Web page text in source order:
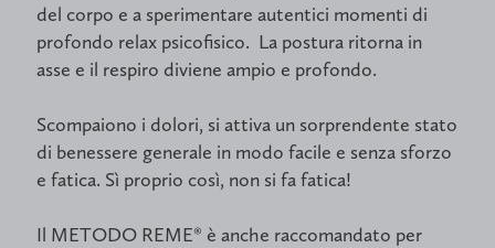
del corpo e a sperimentare autentici momenti di
profondo relax psicofisico. La postura ritorna in
asse e il respiro diviene ampio e profondo.
Scompaiono i dolori, si attiva un sorprendente stato
di benessere generale in modo facile e senza sforzo
e fatica. Sì proprio così, non si fa fatica!
Il METODO REME® è anche raccomandato per